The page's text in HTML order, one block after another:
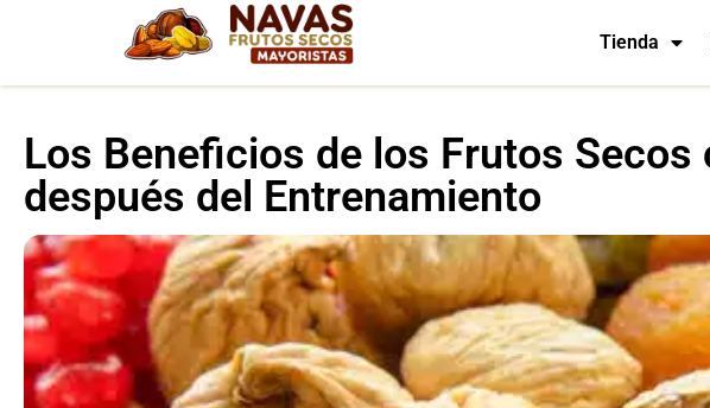
Tienda
Los Beneficios de los Frutos Secos
después del Entrenamiento